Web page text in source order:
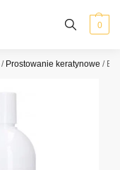
0
/ Prostowanie keratynowe /